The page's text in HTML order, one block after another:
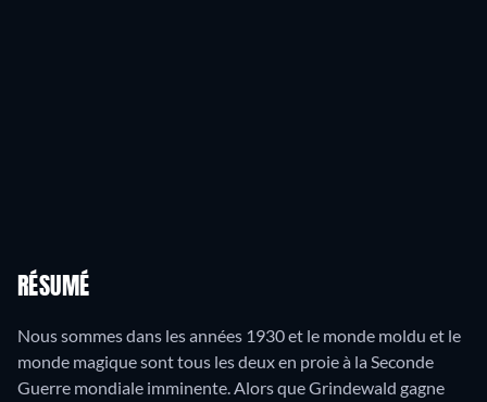
RÉSUMÉ
Nous sommes dans les années 1930 et le monde moldu et le
monde magique sont tous les deux en proie à la Seconde
Guerre mondiale imminente. Alors que Grindewald gagne